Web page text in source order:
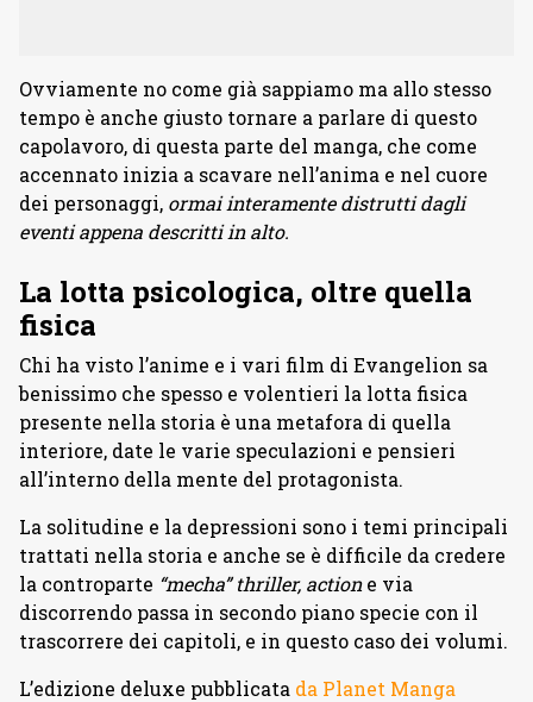
Ovviamente no come già sappiamo ma allo stesso
tempo è anche giusto tornare a parlare di questo
capolavoro, di questa parte del manga, che come
accennato inizia a scavare nell’anima e nel cuore
dei personaggi, ormai interamente distrutti dagli
eventi appena descritti in alto.
La lotta psicologica, oltre quella
fisica
Chi ha visto l’anime e i vari film di Evangelion sa
benissimo che spesso e volentieri la lotta fisica
presente nella storia è una metafora di quella
interiore, date le varie speculazioni e pensieri
all’interno della mente del protagonista.
La solitudine e la depressioni sono i temi principali
trattati nella storia e anche se è difficile da credere
la controparte “mecha” thriller, actione via
discorrendo passa in secondo piano specie con il
trascorrere dei capitoli, e in questo caso dei volumi.
L’edizione deluxe pubblicata da Planet Manga